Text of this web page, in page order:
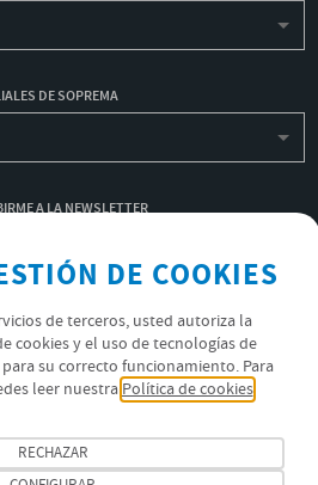
DE SOPREMA
A LA NEWSLETTER
DE COOKIES
de terceros, usted autoriza la
cookies y el uso de tecnologías de
su correcto funcionamiento. Para
leer nuestra Política de cookies
RECHAZAR